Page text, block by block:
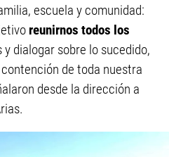
escuela y comunidad:
reunirnos todos los
y dialogar sobre lo sucedido,
de toda nuestra
desde la dirección a